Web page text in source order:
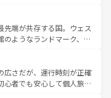
な楽しみ方が可能だ。さ
が溢れており、どの街角に
る。パリ以外の個性あふ
も飽きることがない。ベ
ン州のアルプスの絶景、そ
いった風景は必見。ビール
。 なお、新着の
参照してほしい。
先端が共存する国。ウェス
のようなランドマーク、歴
た、優雅なアフタヌーン
ない英国パブ、サッカー観
体験も豊富。イギリスを旅
広さだが、運行時刻が正確
心者でも安心して個人旅行